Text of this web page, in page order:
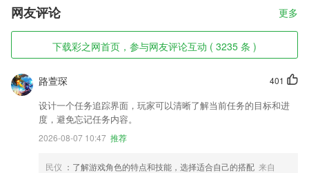
网友评论 更多
下载彩之网首页，参与网友评论互动 ( 3235 条 )
401
路萱琛
设计一个任务追踪界面，玩家可以清晰了解当前任务的目标和进
度，避免忘记任务内容。
2026-08-07 10:47 推荐
民仪 ：了解游戏角色的特点和技能，选择适合自己的搭配 来自